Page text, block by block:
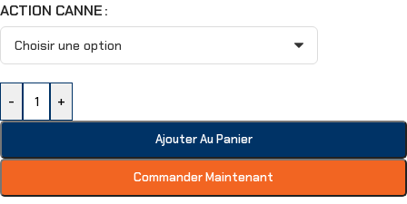
ACTION CANNE
- +
Ajouter Au Panier
Commander Maintenant